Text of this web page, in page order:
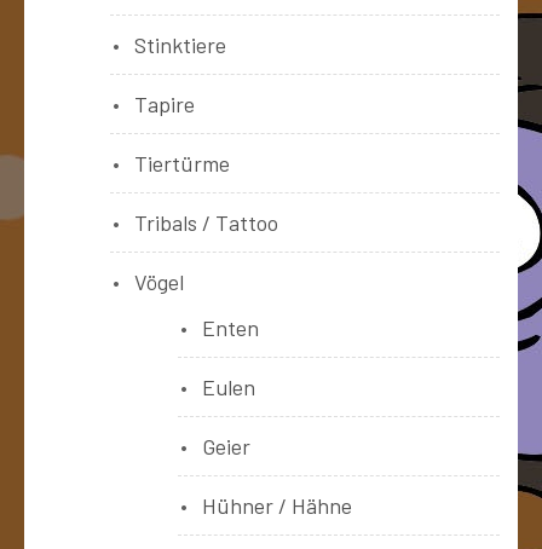
Stinktiere
Tapire
Tiertürme
Tribals / Tattoo
Vögel
Enten
Eulen
Geier
Hühner / Hähne